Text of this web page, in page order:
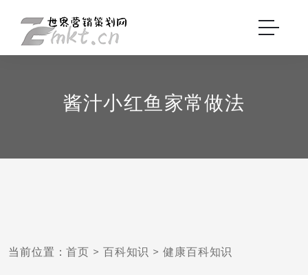
酱汁小红鱼家常做法
当前位置：首页 > 百科知识 > 健康百科知识